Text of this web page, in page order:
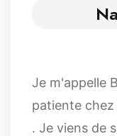
Je m'appelle
patiente
. Je viens de